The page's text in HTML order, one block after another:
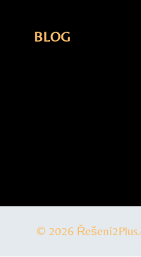
BLOG
© 2026